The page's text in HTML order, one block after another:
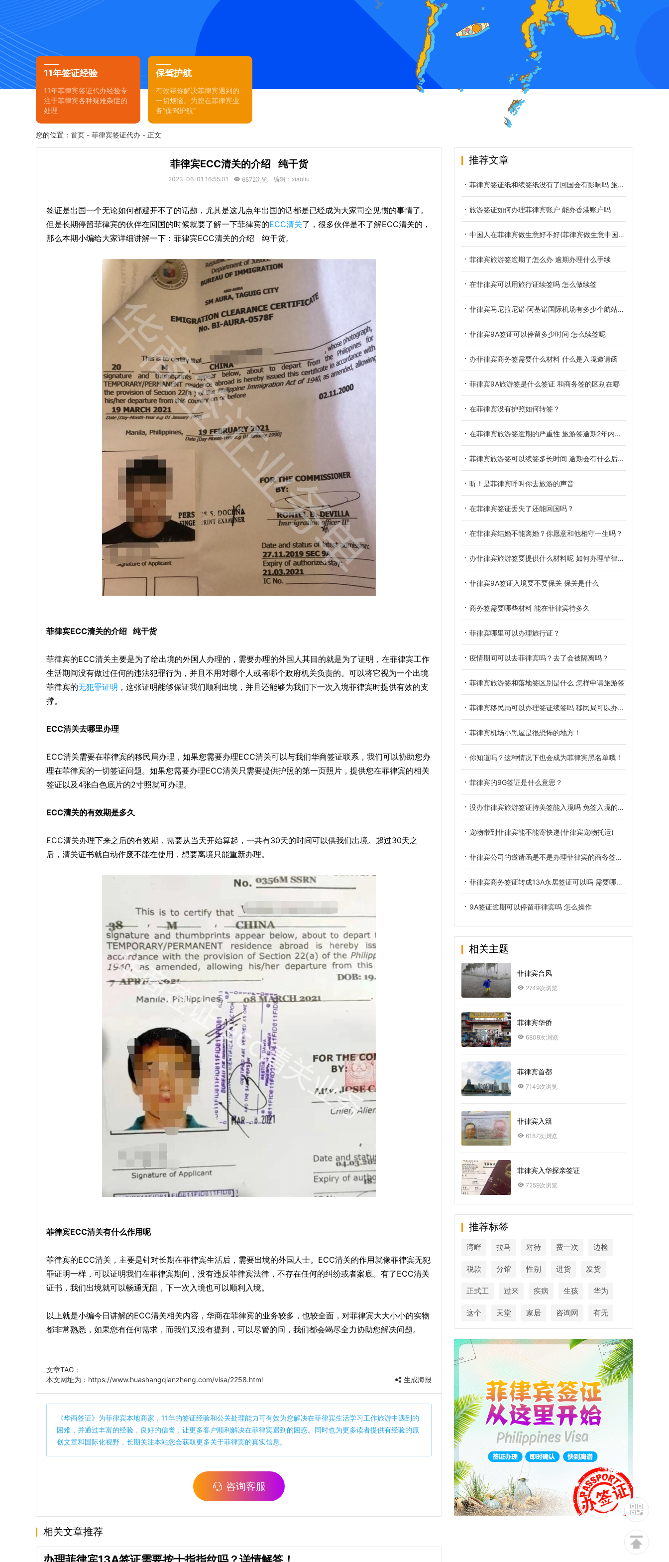
11年签证经验
11年菲律宾签证代办经验专
注于菲律宾各种疑难杂症的
处理
保驾护航
有效帮你解决菲律宾遇到的
一切烦恼。为您在菲律宾业
务“保驾护航”
您的位置： 首页 - 菲律宾签证代办 - 正文
菲律宾ECC清关的介绍 纯干货
2023-06-01 16:55:01 6572浏览 编辑：xiaoliu
签证是出国一个无论如何都避开不了的话题，尤其是这几点年出国的话都是已经成为大家司空见惯的事情了。
但是长期停留菲律宾的伙伴在回国的时候就要了解一下菲律宾的ECC清关了，很多伙伴是不了解ECC清关的，
那么本期小编给大家详细讲解一下：菲律宾ECC清关的介绍 纯干货。
菲律宾ECC清关的介绍 纯干货
菲律宾的ECC清关主要是为了给出境的外国人办理的，需要办理的外国人其目的就是为了证明，在菲律宾工作
生活期间没有做过任何的违法犯罪行为，并且不用对哪个人或者哪个政府机关负责的。可以将它视为一个出境
菲律宾的无犯罪证明 ，这张证明能够保证我们顺利出境，并且还能够为我们下一次入境菲律宾时提供有效的支
撑。
ECC清关去哪里办理
ECC清关需要在菲律宾的移民局办理，如果您需要办理ECC清关可以与我们华商签证联系，我们可以协助您办
理在菲律宾的一切签证问题。如果您需要办理ECC清关只需要提供护照的第一页照片，提供您在菲律宾的相关
签证以及4张白色底片的2寸照就可办理。
ECC清关的有效期是多久
ECC清关办理下来之后的有效期，需要从当天开始算起，一共有30天的时间可以供我们出境。超过30天之
后，清关证书就自动作废不能在使用，想要离境只能重新办理。
菲律宾ECC清关有什么作用呢
菲律宾的ECC清关，主要是针对长期在菲律宾生活后，需要出境的外国人士。ECC清关的作用就像菲律宾无犯
罪证明一样，可以证明我们在菲律宾期间，没有违反菲律宾法律，不存在任何的纠纷或者案底。有了ECC清关
证书，我们出境就可以畅通无阻，下一次入境也可以顺利入境。
以上就是小编今日讲解的ECC清关相关内容，华商在菲律宾的业务较多，也较全面，对菲律宾大大小小的实物
都非常熟悉，如果您有任何需求，而我们又没有提到，可以尽管的问，我们都会竭尽全力协助您解决问题。
文章TAG：
本文网址为： https://www.huashangqianzheng.com/visa/2258.html 生成海报
《华商签证》为菲律宾本地商家，11年的签证经验和公关处理能力可有效为您解决在菲律宾生活学习工作旅游中遇到的
困难，并通过丰富的经验，良好的信誉，让更多客户顺利解决在菲律宾遇到的困惑。同时也为更多读者提供有经验的原
创文章和国际化视野，长期关注本站您会获取更多关于菲律宾的真实信息。
咨询客服
相关文章推荐
推荐文章
菲律宾签证纸和续签纸没有了回国会有影响吗 旅游签能在菲律宾待多久
旅游签证如何办理菲律宾账户 能办香港账户吗
中国人在菲律宾做生意好不好(菲律宾做生意中国人)
菲律宾旅游签逾期了怎么办 逾期办理什么手续
在菲律宾可以用旅行证续签吗 怎么做续签
菲律宾马尼拉尼诺·阿基诺国际机场有多少个航站楼 华商为您解答
菲律宾9A签证可以停留多少时间 怎么续签呢
办菲律宾商务签需要什么材料 什么是入境邀请函
菲律宾9A旅游签是什么签证 和商务签的区别在哪
在菲律宾没有护照如何转签？
在菲律宾旅游签逾期的严重性 旅游签逾期2年内的解决方案
菲律宾旅游签可以续签多长时间 逾期会有什么后果呢
听！是菲律宾呼叫你去旅游的声音
在菲律宾签证丢失了还能回国吗？
在菲律宾结婚不能离婚？你愿意和他相守一生吗？
办菲律宾旅游签要提供什么材料呢 如何办理菲律宾旅游签证
菲律宾9A签证入境要不要保关 保关是什么
商务签需要哪些材料 能在菲律宾待多久
菲律宾哪里可以办理旅行证？
疫情期间可以去菲律宾吗？去了会被隔离吗？
菲律宾旅游签和落地签区别是什么 怎样申请旅游签
菲律宾移民局可以办理签证续签吗 移民局可以办理什么业务
菲律宾机场小黑屋是很恐怖的地方！
你知道吗？这种情况下也会成为菲律宾黑名单哦！
菲律宾的9G签证是什么意思？
没办菲律宾旅游签证持美签能入境吗 免签入境的条件是什么
宠物带到菲律宾能不能寄快递(菲律宾宠物托运)
菲律宾公司的邀请函是不是办理菲律宾的商务签的关键
菲律宾商务签证转成13A永居签证可以吗 需要哪些材料
9A签证逾期可以停留菲律宾吗 怎么操作
相关主题
菲律宾台风
2749次浏览
菲律宾华侨
6809次浏览
菲律宾首都
7149次浏览
菲律宾入籍
6187次浏览
菲律宾入华探亲签证
7259次浏览
推荐标签
湾畔 拉马 对待 费一次 边检
税款 分馆 性别 进货 发货
正式工 过来 疾病 生孩 华为
这个 天堂 家居 咨询网 有无